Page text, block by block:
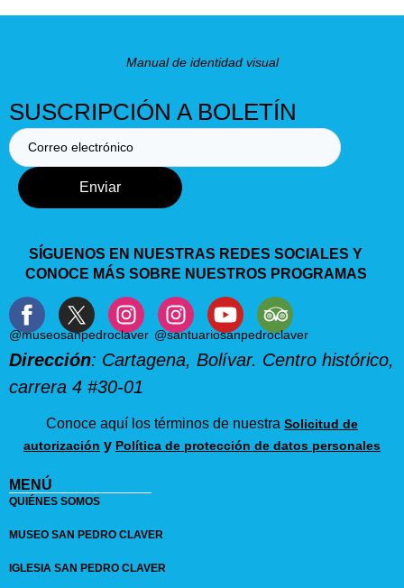
Manual de identidad visual
SUSCRIPCIÓN A BOLETÍN
Enviar
SÍGUENOS EN NUESTRAS REDES SOCIALES Y
CONOCE MÁS SOBRE NUESTROS PROGRAMAS
@museosanpedroclaver @santuariosanpedroclaver
Dirección: Cartagena, Bolívar. Centro histórico,
carrera 4 #30-01
Conoce aquí los términos de nuestra Solicitud de
autorización y Política de protección de datos personales
MENÚ
QUIÉNES SOMOS
MUSEO SAN PEDRO CLAVER
IGLESIA SAN PEDRO CLAVER